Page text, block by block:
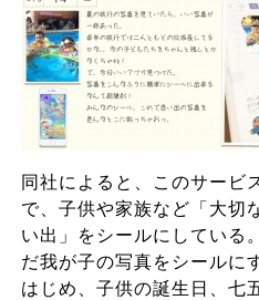
同社によると、このサービ
で、子供や家族など「大切
い出」をシールにしている
だ我が子の写真をシールに
はじめ、子供の誕生日、七